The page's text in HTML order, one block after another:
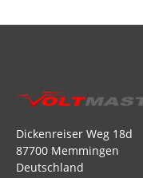
Dickenreiser Weg 18d
87700 Memmingen
Deutschland